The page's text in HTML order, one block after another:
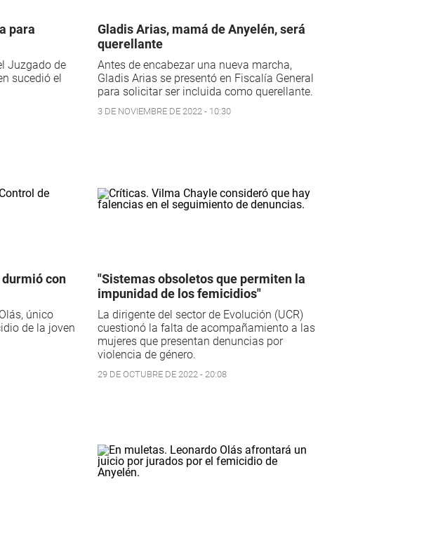
para
Juzgado de
sucedió el
Gladis Arias, mamá de Anyelén, será
querellante
Antes de encabezar una nueva marcha,
Gladis Arias se presentó en Fiscalía General
para solicitar ser incluida como querellante.
3 DE NOVIEMBRE DE 2022 - 10:30
con
único
de la joven
"Sistemas obsoletos que permiten la
impunidad de los femicidios"
La dirigente del sector de Evolución (UCR)
cuestionó la falta de acompañamiento a las
mujeres que presentan denuncias por
violencia de género.
29 DE OCTUBRE DE 2022 - 20:08